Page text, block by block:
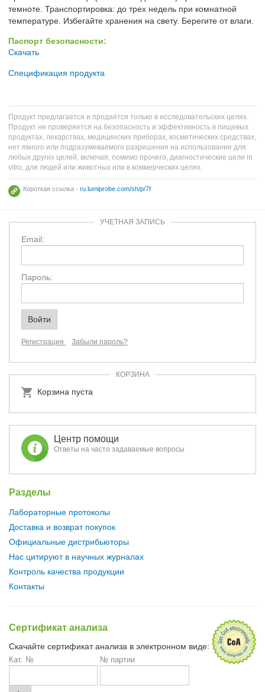
темноте. Транспортировка: до трех недель при комнатной
температуре. Избегайте хранения на свету. Берегите от влаги.
Паспорт безопасности:
Скачать
Спецификация продукта
Продукт предлагается и продаётся только в исследовательских целях.
Продукт не проверяется на безопасность и эффективность в пищевых
продуктах, лекарствах, медицинских приборах, косметических средствах,
нет явного или подразумеваемого разрешения на использование для
любых других целей, включая, помимо прочего, диагностические цели in
vitro, для людей или животных или в коммерческих целях.
Короткая ссылка - ru.lumiprobe.com/sh/p/7f
УЧЕТНАЯ ЗАПИСЬ
Email:
Пароль:
Регистрация Забыли пароль?
КОРЗИНА
Корзина пуста
Центр помощи
Ответы на часто задаваемые вопросы
Разделы
Лабораторные протоколы
Доставка и возврат покупок
Официальные дистрибьюторы
Нас цитируют в научных журналах
Контроль качества продукции
Контакты
Сертификат анализа
Скачайте сертификат анализа в электронном виде:
Кат. № № партии